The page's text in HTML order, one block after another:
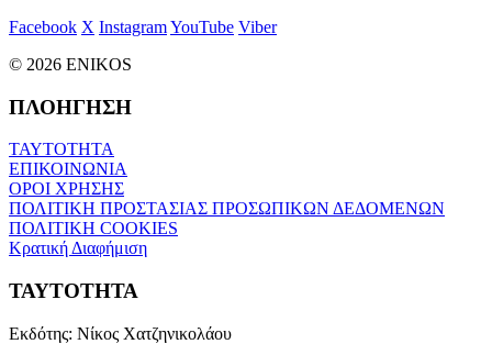
Facebook X InstagramYouTube Viber
© 2026 ENIKOS
ΠΛΟΗΓΗΣΗ
ΤΑΥΤΟΤΗΤΑ
ΕΠΙΚΟΙΝΩΝΙΑ
ΟΡΟΙ ΧΡΗΣΗΣ
ΠΟΛΙΤΙΚΗ ΠΡΟΣΤΑΣΙΑΣ ΠΡΟΣΩΠΙΚΩΝ ΔΕΔΟΜΕΝΩΝ
ΠΟΛΙΤΙΚΗ COOKIES
Κρατική Διαφήμιση
ΤΑΥΤΟΤΗΤΑ
Εκδότης: Νίκος Χατζηνικολάου